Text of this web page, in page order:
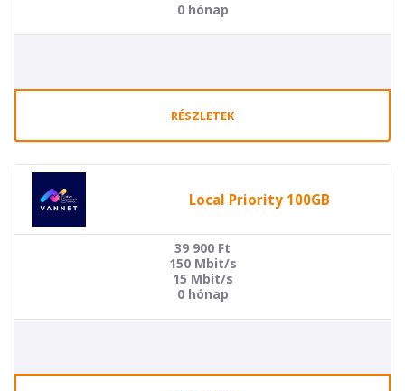
0 hónap
RÉSZLETEK
Local Priority 100GB
39 900 Ft
150 Mbit/s
15 Mbit/s
0 hónap